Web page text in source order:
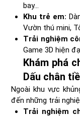
bay...
Khu trẻ em:
Vườn thú mini,
Trải nghiệm
Game 3D hiện
Khám phá
Dấu chân
Ngoài khu vực
đến những trải
Trải nghiệm